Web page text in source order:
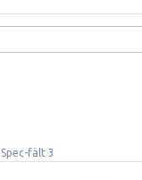
Spec-fält 3